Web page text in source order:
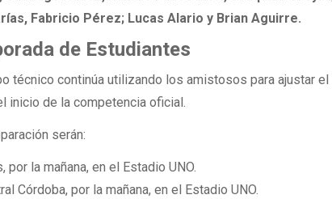
Fabricio Pérez; Lucas Alario y Brian Aguirre.
de Estudiantes
técnico continúa utilizando los amistosos para ajustar el
inicio de la competencia oficial.
serán:
por la mañana, en el Estadio UNO.
Córdoba, por la mañana, en el Estadio UNO.